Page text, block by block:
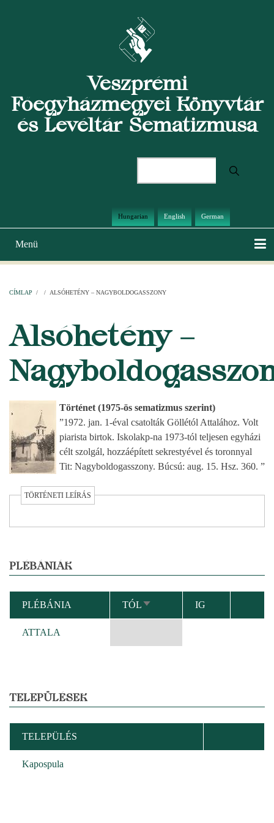
Veszprémi
Főegyházmegyei Könyvtár
és Levéltár Sematizmusa
Hungarian English German
Main
navigation
Menü
CÍMLAP / / ALSÓHETÉNY – NAGYBOLDOGASSZONY
Alsóhetény –
Történet (1975-ös sematizmus szerint)
”1972. jan. 1-éval csatolták Göllétól Attalához. Volt
piarista birtok. Iskolakp-na 1973-tól teljesen egyházi
célt szolgál, hozzáépített sekrestyével és toronnyal
Tit: Nagyboldogasszony. Búcsú: aug. 15. Hsz. 360. ”
TÖRTÉNETI LEÍRÁS
PLÉBÁNIÁK
PLÉBÁNIA TÓLNÖVEKVŐ
RENDEZÉS
IG
ATTALA
TELEPÜLÉSEK
TELEPÜLÉS
Kapospula